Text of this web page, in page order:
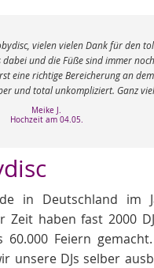
vielen vielen Dank für den
und die Füße sind immer
eine richtige Bereicherung an
und total unkompliziert. Ganz
Meike J.
Hochzeit am 04.05.
in Deutschland im
Zeit haben fast 2000
Feiern
unsere DJs selber